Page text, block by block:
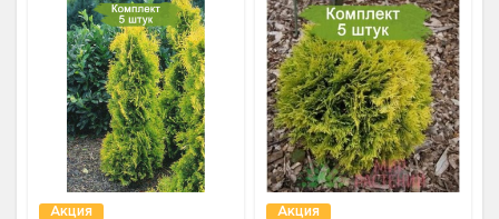
Акция Акция